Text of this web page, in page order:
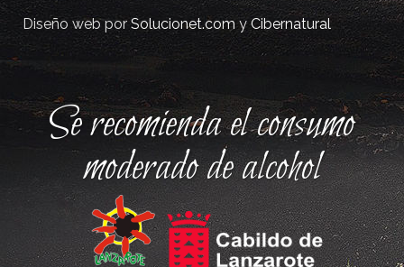
Diseño web porSolucionet.comyCibernatural
Se recomienda el consumo
moderado de alcohol